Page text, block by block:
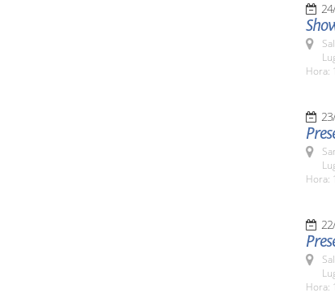
Hora:
Hora:
Hora: